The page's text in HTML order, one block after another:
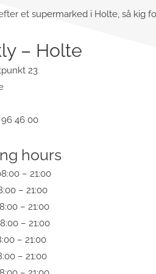
et supermarked i Holte, så kig
– Holte
23
96 46 00
hours
– 21:00
– 21:00
– 21:00
– 21:00
– 21:00
– 21:00